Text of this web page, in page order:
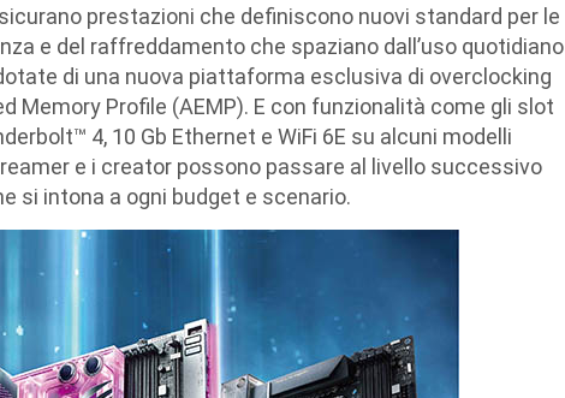
prestazioni che definiscono nuovi standard per le
e del raffreddamento che spaziano dall’uso quotidiano
di una nuova piattaforma esclusiva di overclocking
Memory Profile (AEMP). E con funzionalità come gli slot
4, 10 Gb Ethernet e WiFi 6E su alcuni modelli
e i creator possono passare al livello successivo
si intona a ogni budget e scenario.